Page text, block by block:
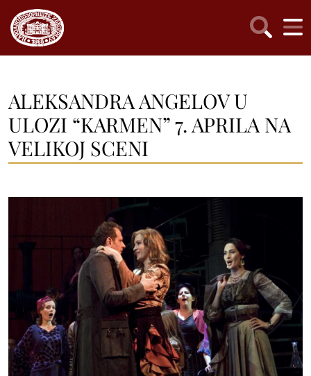
ALEKSANDRA ANGELOV U
ULOZI “KARMEN” 7. APRILA NA
VELIKOJ SCENI